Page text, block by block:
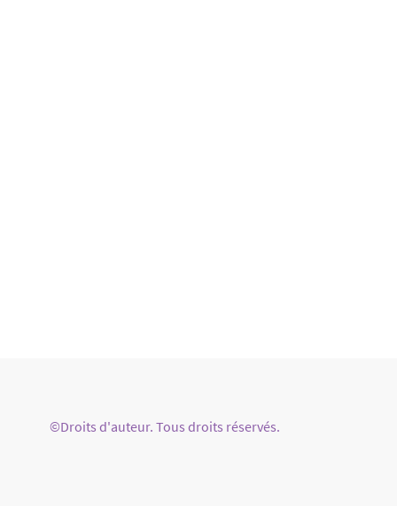
©Droits d'auteur. Tous droits réservés.